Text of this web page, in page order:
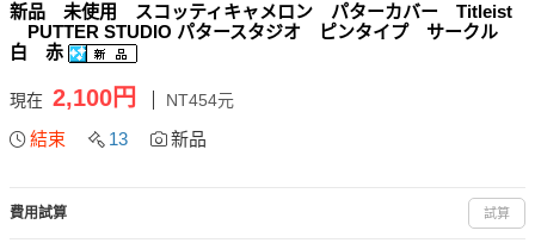
新品 未使用 スコッティキャメロン パターカバー Titleist
PUTTER STUDIO パタースタジオ ピンタイプ サークル
白 赤
現在 2,100円 NT454元
結束 13 新品
費用試算 試算